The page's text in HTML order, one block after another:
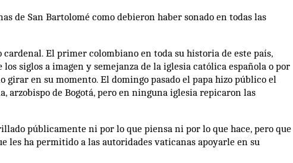
de San Bartolomé como debieron haber sonado en todas las
El primer colombiano en toda su historia de este país,
siglos a imagen y semejanza de la iglesia católica española o por
en su momento. El domingo pasado el papa hizo público el
arzobispo de Bogotá, pero en ninguna iglesia repicaron las
públicamente ni por lo que piensa ni por lo que hace, pero que
les ha permitido a las autoridades vaticanas apoyarle en su